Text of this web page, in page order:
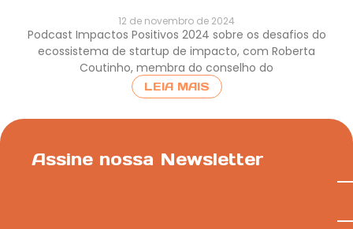
12 de novembro de 2024
Podcast Impactos Positivos 2024 sobre os desafios do
ecossistema de startup de impacto, com Roberta
Coutinho, membra do conselho do
LEIA MAIS
Assine nossa Newsletter